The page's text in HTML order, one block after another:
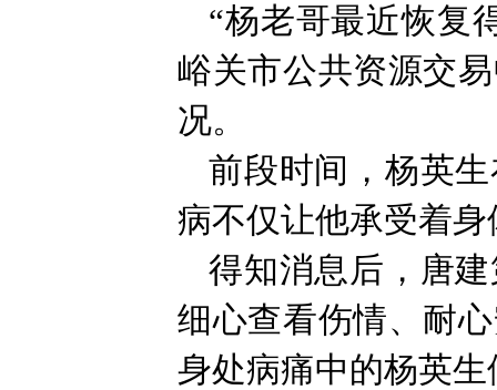
“杨老哥最近恢复
峪关市公共资源交
况。
前段时间，杨英
病不仅让他承受着
得知消息后，唐
细心查看伤情、耐
身处病痛中的杨英